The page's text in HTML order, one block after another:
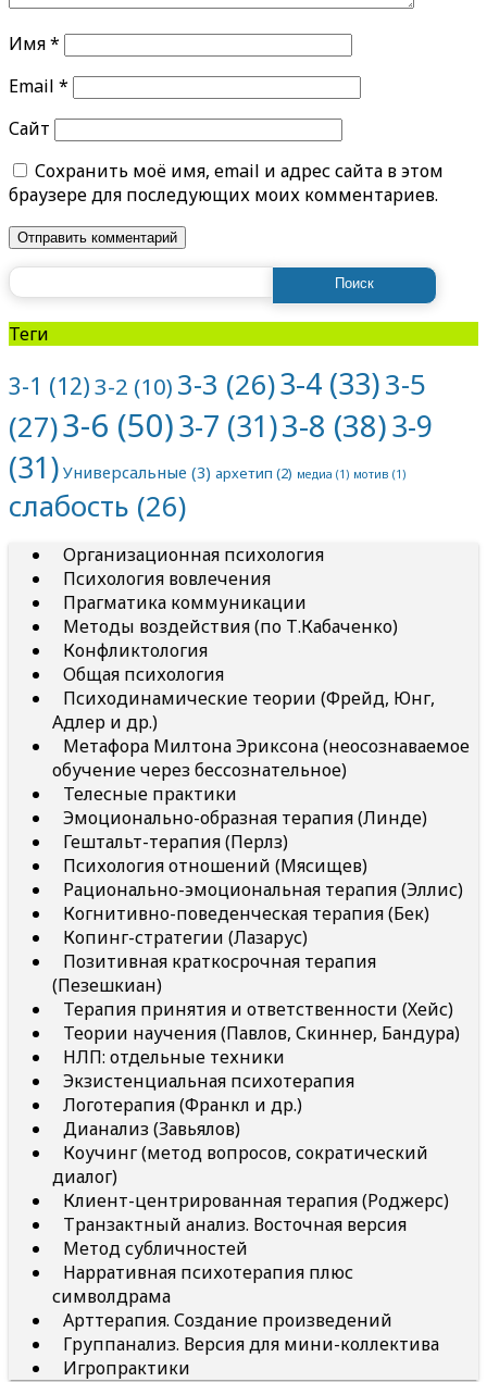
Имя*
Email *
Сайт
Сохранить моё имя, email и адрес сайта в этом
браузере для последующих моих комментариев.
Теги
3-1 (12)3-2 (10) 3-3 (26)3-4 (33)3-5
(27)3-6 (50)3-7 (31)3-8 (38)3-9
(31) Универсальные (3) архетип (2) медиа (1) мотив (1)
слабость (26)
Организационная психология
Психология вовлечения
Прагматика коммуникации
Методы воздействия (по Т.Кабаченко)
Конфликтология
Общая психология
Психодинамические теории (Фрейд, Юнг,
Адлер и др.)
Метафора Милтона Эриксона (неосознаваемое
обучение через бессознательное)
Телесные практики
Эмоционально-образная терапия (Линде)
Гештальт-терапия (Перлз)
Психология отношений (Мясищев)
Рационально-эмоциональная терапия (Эллис)
Когнитивно-поведенческая терапия (Бек)
Копинг-стратегии (Лазарус)
Позитивная краткосрочная терапия
(Пезешкиан)
Терапия принятия и ответственности (Хейс)
Теории научения (Павлов, Скиннер, Бандура)
НЛП: отдельные техники
Экзистенциальная психотерапия
Логотерапия (Франкл и др.)
Дианализ (Завьялов)
Коучинг (метод вопросов, сократический
диалог)
Клиент-центрированная терапия (Роджерс)
Транзактный анализ. Восточная версия
Метод субличностей
Нарративная психотерапия плюс
символдрама
Арттерапия. Создание произведений
Группанализ. Версия для мини-коллектива
Игропрактики